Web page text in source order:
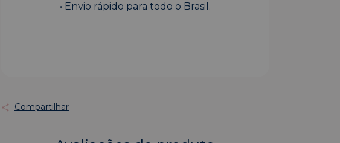
• Envio rápido para todo o Brasil.
Compartilhar